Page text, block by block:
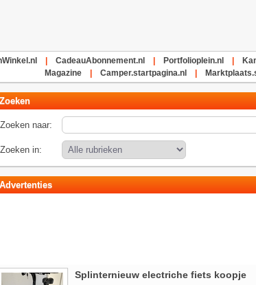
CadeauAbonnement.nl Portfolioplein.nl
Magazine
Camper.startpagina.nl
Zoeken
Zoeken naar:
Zoeken in:
Advertenties
Splinternieuw electriche fiets koopje